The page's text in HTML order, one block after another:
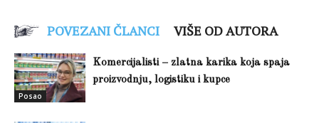
POVEZANI ČLANCI VIŠE OD AUTORA
Posao
Komercijalisti – zlatna karika koja spaja
proizvodnju, logistiku i kupce